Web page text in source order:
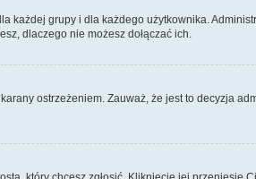
każdej grupy i dla każdego użytkownika.
dlaczego nie możesz dołączać ich.
ostrzeżeniem. Zauważ, że jest to decyzja